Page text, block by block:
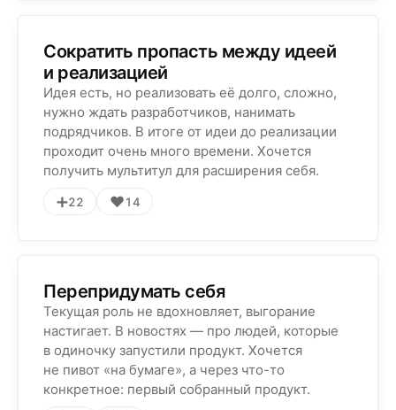
Сократить пропасть между идеей
и реализацией
Идея есть, но реализовать её долго, сложно,
нужно ждать разработчиков, нанимать
подрядчиков. В итоге от идеи до реализации
проходит очень много времени. Хочется
получить мультитул для расширения себя.
➕22 ❤️14
Перепридумать себя
Текущая роль не вдохновляет, выгорание
настигает. В новостях — про людей, которые
в одиночку запустили продукт. Хочется
не пивот «на бумаге», а через что-то
конкретное: первый собранный продукт.